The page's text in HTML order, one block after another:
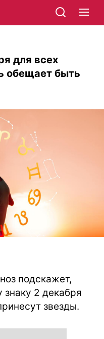
для всех
обещает быть
подскажет,
2 декабря
звезды.